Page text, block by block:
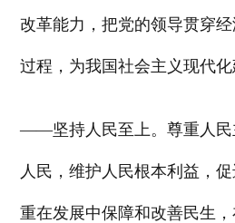
改革能力，把党的领导贯穿
过程，为我国社会主义现代化
——坚持人民至上。尊重人民
人民，维护人民根本利益，
重在发展中保障和改善民生